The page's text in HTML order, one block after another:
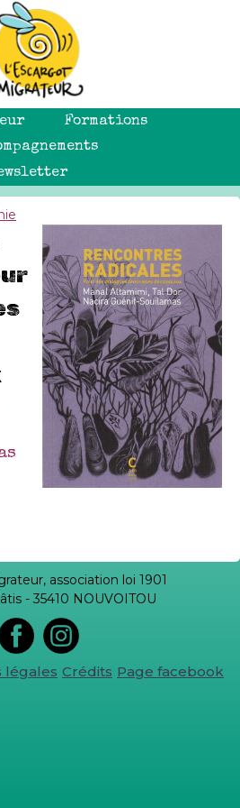
Formations
association loi 1901
- 35410 NOUVOITOU
légales Crédits Page facebook